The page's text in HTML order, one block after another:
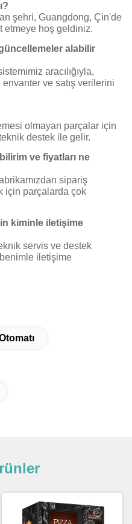
şehri, Guangdong, Çin'de
etmeye hoş geldiniz.
alabilir
aracılığıyla,
ve satış verilerini
olmayan parçalar için
destek ile gelir.
ve fiyatları ne
sipariş
için parçalarda çok
kiminle iletişime
servis ve destek
iletişime